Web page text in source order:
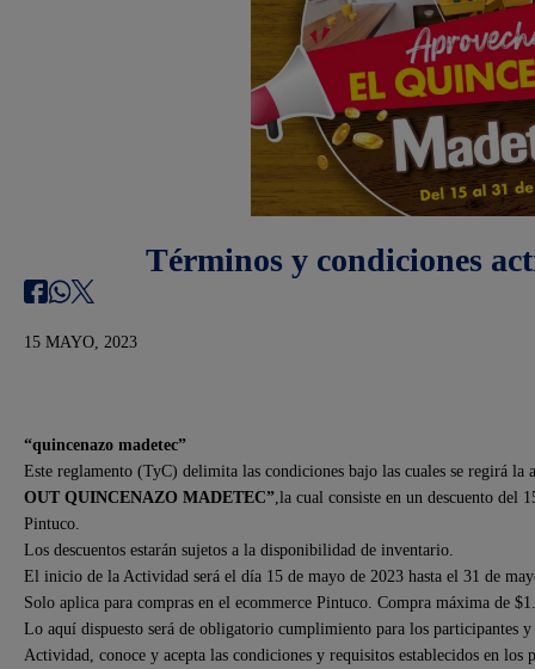
Términos y condiciones
15 MAYO, 2023
“quincenazo madetec”
Este reglamento (TyC) delimita las condiciones bajo las cuales se regirá
OUT QUINCENAZO MADETEC” ,la cual consiste en un descuento del
Pintuco.
Los descuentos estarán sujetos a la disponibilidad de inventario.
El inicio de la Actividad será el día 15 de mayo de 2023 hasta el 31 de
Solo aplica para compras en el ecommerce Pintuco. Compra máxima de
Lo aquí dispuesto será de obligatorio cumplimiento para los participantes
Actividad, conoce y acepta las condiciones y requisitos establecidos en los